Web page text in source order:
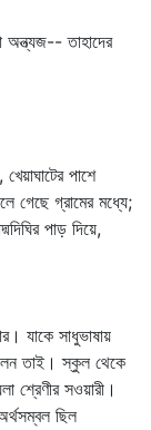
অন্ত্যজ-- তাহাদের
পাশে
গেছে গ্রামের মধ্যে;
পাড় দিয়ে,
যাকে সাধুভাষায়
তাই। স্কুল থেকে
শ্রেণীর সওয়ারী।
ছিল